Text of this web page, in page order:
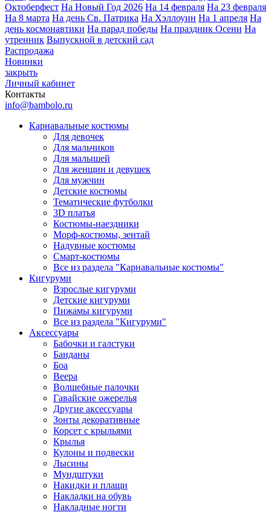
Октоберфест На Новый Год 2026 На 14 февраля На 23 февраля
На 8 марта На день Св. Патрика На Хэллоуин На 1 апреля На
день космонавтики На парад победы На праздник Осени На
утренник Выпускной в детский сад
Распродажа
Новинки
закрыть
Личный кабинет
Контакты
info@bambolo.ru
Карнавальные костюмы
Для девочек
Для мальчиков
Для малышей
Для женщин и девушек
Для мужчин
Детские костюмы
Тематические футболки
3D платья
Костюмы-наездники
Морф-костюмы, зентай
Надувные костюмы
Смарт-костюмы
Все из раздела "Карнавальные костюмы"
Кигуруми
Взрослые кигуруми
Детские кигуруми
Пижамы кигуруми
Все из раздела "Кигуруми"
Аксессуары
Бабочки и галстуки
Банданы
Боа
Веера
Волшебные палочки
Гавайские ожерелья
Другие аксессуары
Зонты декоративные
Корсет с крыльями
Крылья
Кулоны и подвески
Лысины
Мундштуки
Накидки и плащи
Накладки на обувь
Накладные ногти